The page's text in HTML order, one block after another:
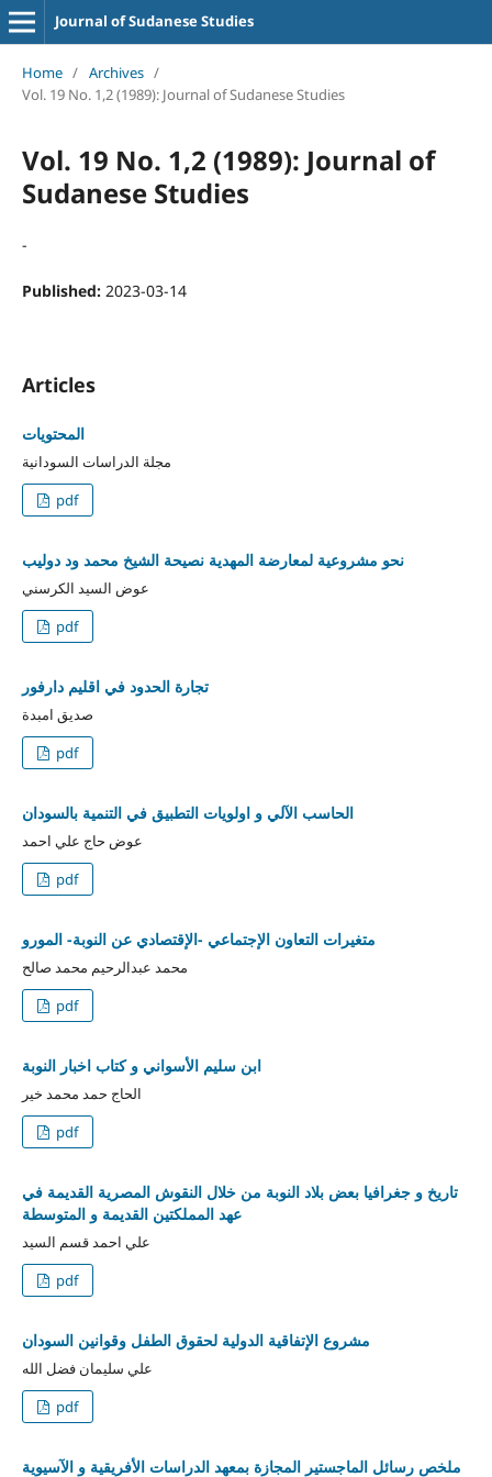
Journal of Sudanese Studies
Home / Archives /
Vol. 19 No. 1,2 (1989): Journal of Sudanese Studies
Vol. 19 No. 1,2 (1989): Journal of
Sudanese Studies
-
Published: 2023-03-14
Articles
المحتويات
مجلة الدراسات السودانية
pdf
نحو مشروعية لمعارضة المهدية نصيحة الشيخ محمد ود دوليب
عوض السيد الكرسني
pdf
تجارة الحدود في اقليم دارفور
صديق امبدة
pdf
الحاسب الآلي و اولويات التطبيق في التنمية بالسودان
عوض حاج علي احمد
pdf
متغيرات التعاون الإجتماعي -الإقتصادي عن النوبة- المورو
محمد عبدالرحيم محمد صالح
pdf
ابن سليم الأسواني و كتاب اخبار النوبة
الحاج حمد محمد خير
pdf
تاريخ و جغرافيا بعض بلاد النوبة من خلال النقوش المصرية القديمة في
عهد المملكتين القديمة و المتوسطة
علي احمد قسم السيد
pdf
مشروع الإتفاقية الدولية لحقوق الطفل وقوانين السودان
علي سليمان فضل الله
pdf
ملخص رسائل الماجستير المجازة بمعهد الدراسات الأفريقية و الآسيوية